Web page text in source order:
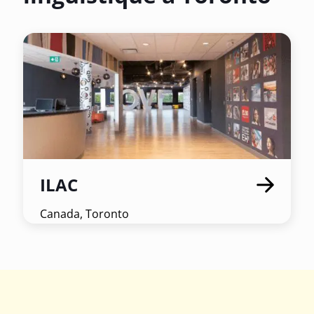
Trouver des informations sur les transport de
Torontosur le site gouvernemental :
Se déplacer dans Torontoen bus et métro.
De nombreux taxis peuvent être hélés dans la
ILAC
Canada, Toronto